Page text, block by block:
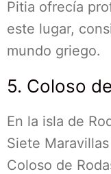
Pitia ofrecía
este lugar,
mundo griego.
5. Coloso
En la isla de
Siete
Coloso de